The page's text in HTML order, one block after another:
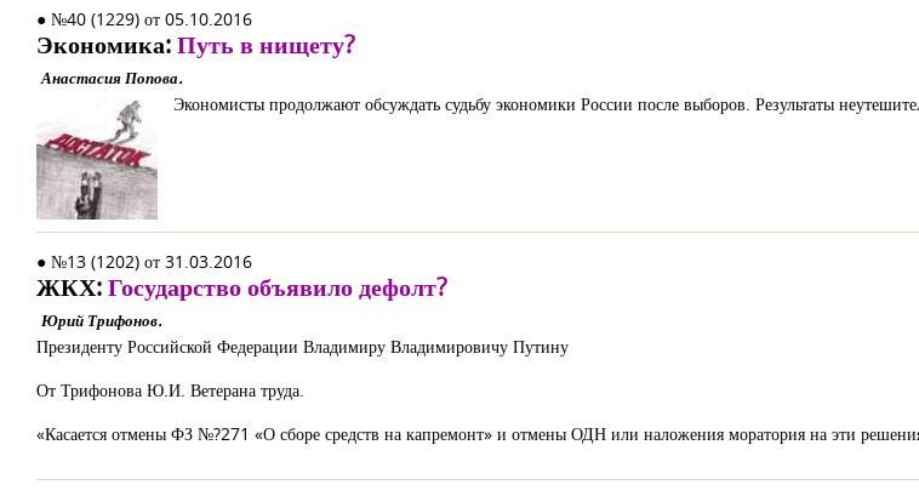
● №40 (1229) от 05.10.2016
Экономика:Путь в нищету?
Анастасия Попова.
Экономисты продолжают обсуждать судьбу экономики России после выборов. Результаты
● №13 (1202) от 31.03.2016
ЖКХ:Государство объявило дефолт?
Юрий Трифонов.
Президенту Российской Федерации Владимиру Владимировичу Путину
От Трифонова Ю.И. Ветерана труда.
«Касается отмены ФЗ №?271 «О сборе средств на капремонт» и отмены ОДН или наложения моратория на эти